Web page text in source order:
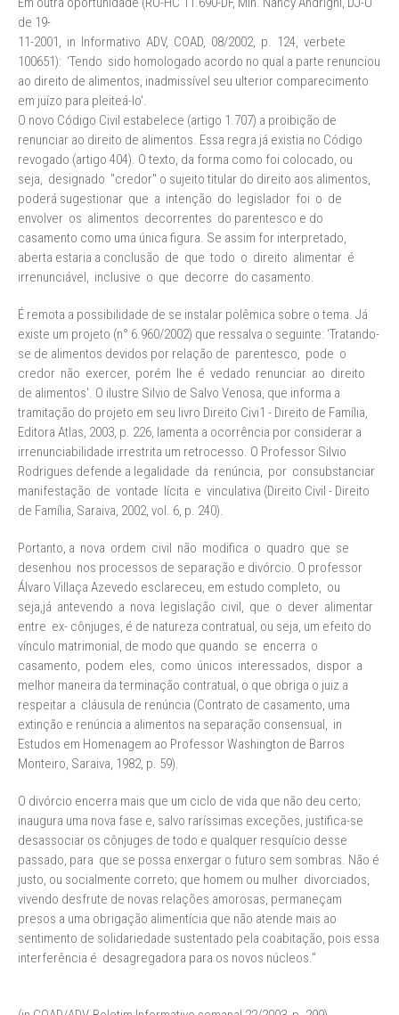
de 19-
11-2001, in Informativo ADV, COAD, 08/2002, p. 124, verbete
100651): ‘Tendo sido homologado acordo no qual a parte renunciou
ao direito de alimentos, inadmissível seu ulterior comparecimento
em juízo para pleiteá-lo'.
O novo Código Civil estabelece (artigo 1.707) a proibição de
renunciar ao direito de alimentos. Essa regra já existia no Código
revogado (artigo 404). O texto, da forma como foi colocado, ou
seja, designado "credor" o sujeito titular do direito aos alimentos,
poderá sugestionar que a intenção do legislador foi o de
envolver os alimentos decorrentes do parentesco e do
casamento como uma única figura. Se assim for interpretado,
aberta estaria a conclusão de que todo o direito alimentar é
irrenunciável, inclusive o que decorre do casamento.
É remota a possibilidade de se instalar polêmica sobre o tema. Já
existe um projeto (n° 6.960/2002) que ressalva o seguinte: ‘Tratando-
se de alimentos devidos por relação de parentesco, pode o
credor não exercer, porém lhe é vedado renunciar ao direito
de alimentos'. O ilustre Silvio de Salvo Venosa, que informa a
tramitação do projeto em seu livro Direito Civi1 - Direito de Família,
Editora Atlas, 2003, p. 226, lamenta a ocorrência por considerar a
irrenunciabilidade irrestrita um retrocesso. O Professor Silvio
Rodrigues defende a legalidade da renúncia, por consubstanciar
manifestação de vontade lícita e vinculativa (Direito Civil - Direito
de Família, Saraiva, 2002, vol. 6, p. 240).
Portanto, a nova ordem civil não modifica o quadro que se
desenhou nos processos de separação e divórcio. O professor
Álvaro Villaça Azevedo esclareceu, em estudo completo, ou
seja,já antevendo a nova legislação civil, que o dever alimentar
entre ex- cônjuges, é de natureza contratual, ou seja, um efeito do
vínculo matrimonial, de modo que quando se encerra o
casamento, podem eles, como únicos interessados, dispor a
melhor maneira da terminação contratual, o que obriga o juiz a
respeitar a cláusula de renúncia (Contrato de casamento, uma
extinção e renúncia a alimentos na separação consensual, in
Estudos em Homenagem ao Professor Washington de Barros
Monteiro, Saraiva, 1982, p. 59).
O divórcio encerra mais que um ciclo de vida que não deu certo;
inaugura uma nova fase e, salvo raríssimas exceções, justifica-se
desassociar os cônjuges de todo e qualquer resquício desse
passado, para que se possa enxergar o futuro sem sombras. Não é
justo, ou socialmente correto; que homem ou mulher divorciados,
vivendo desfrute de novas relações amorosas, permaneçam
presos a uma obrigação alimentícia que não atende mais ao
sentimento de solidariedade sustentado pela coabitação, pois essa
interferência é desagregadora para os novos núcleos."